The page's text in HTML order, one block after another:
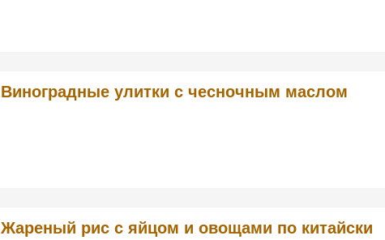
Виноградные улитки с чесночным маслом
Жареный рис с яйцом и овощами по китайски